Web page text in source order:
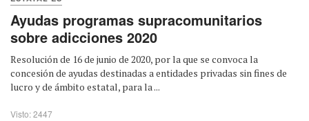
Ayudas programas supracomunitarios
sobre adicciones 2020
Resolución de 16 de junio de 2020, por la que se convoca la
concesión de ayudas destinadas a entidades privadas sin fines de
lucro y de ámbito estatal, para la ...
Visto: 2447